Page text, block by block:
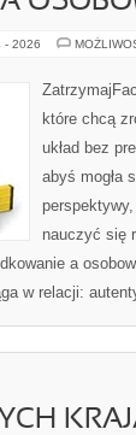
- 2026
które chcą
układ bez
abyś mogła
nauczyć się
a
w relacji: